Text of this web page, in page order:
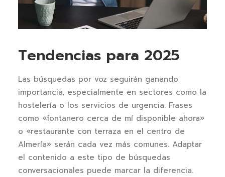
Tendencias para 2025
Las búsquedas por voz seguirán ganando
importancia, especialmente en sectores como la
hostelería o los servicios de urgencia. Frases
como «fontanero cerca de mí disponible ahora»
o «restaurante con terraza en el centro de
Almería» serán cada vez más comunes. Adaptar
el contenido a este tipo de búsquedas
conversacionales puede marcar la diferencia.